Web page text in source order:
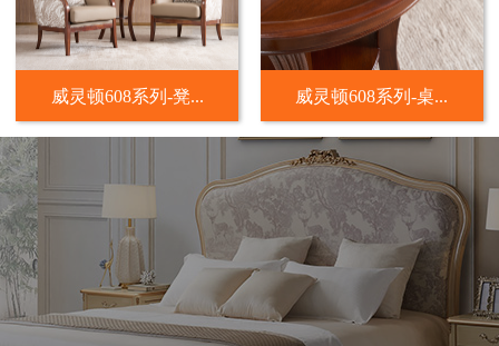
威灵顿608系列-凳... 威灵顿608系列-桌...